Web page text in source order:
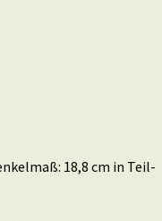
18,8 cm in Teil-